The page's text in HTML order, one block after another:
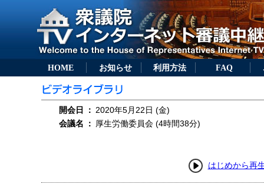
HOME お知らせ 利用方法 FAQ
開会日 ： 2020年5月22日 (金)
会議名
： 厚生労働委員会 (4時間38分)
はじめから再